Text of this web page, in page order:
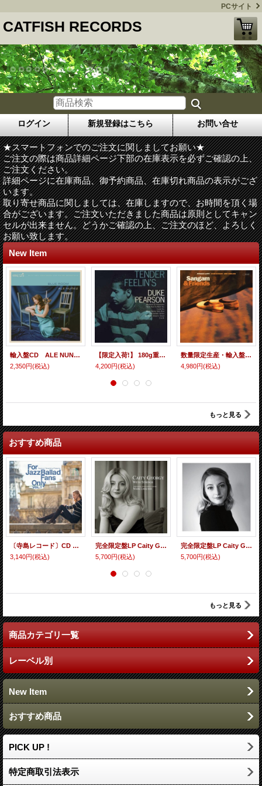
PCサイト
CATFISH RECORDS
ログイン 新規登録はこちら お問い合せ
★スマートフォンでのご注文に関しましてお願い★
ご注文の際は商品詳細ページ下部の在庫表示を必ずご確認の上、
ご注文ください。
詳細ページに在庫商品、御予約商品、在庫切れ商品の表示がござ
います。
取り寄せ商品に関しましては、在庫しますので、お時間を頂く場
合がございます。ご注文いただきました商品は原則としてキャン
セルが出来ません。どうかご確認の上、ご注文のほど、よろしく
お願い致します。
New Item
輸入盤CD ALE NUNEZ エイル・ニュニェス / BLUE ROOM 歌詞とメロディーをあくまで大切にした優しいリリカル・スタイルの中にブルース色濃い本格派筋の迫力や威風を垣間見せるしなやかな独創肌ヴォーカル
2,350円(税込)
【限定入荷!】 180g重量盤LP DUKE PEARSON デューク・ピアソン / TENDER FEELIN'S 都会的なセンスと、抑制されたロマンティシズム。伝統的なバップに宿る、瑞々しいリリシズム。
4,200円(税込)
数量限定生産・輸入盤LP CHARLES LLOYD チャールズ・ロイド / SANGAM & FRIENDS エキゾティックな秘境ムード漂うワールド・ジャズ的セッティングの中でコク深いテナーの唸るが如きスピリチュアル・ブロウが芳醇に冴えるフォーキー・バラード世界
4,980円(税込)
もっと見る
おすすめ商品
〔寺島レコード〕CD VARIOUS ARTISTS (選曲・監修：寺島靖国) / For Jazz Ballad Fans Only Vol.7 いつの時代も心に残るメロディーがある。寺島氏の審美眼が貫かれた第7弾。
3,140円(税込)
完全限定盤LP Caity Gyorgy ケイティ・ジョージ / 麗しのケイティ~ウィズ・ストリングス 50年代ジャズの黄金律。最高にメロウで、最高にキュート。レコードの溝からノスタルジックに鳴り響くクール・ヴォイス。
5,700円(税込)
完全限定盤LP Caity Gyorgy ケイティ・ジョージ / Portrait of Caity Gyorgy ポートレイト・オブ・ケイティ・ジョージ 一音一音が柔らかく溶け合うジェントル・グルーヴを、レコードの温かい音響でじっくりと
5,700円(税込)
もっと見る
商品カテゴリ一覧
レーベル別
New Item
おすすめ商品
PICK UP !
特定商取引法表示